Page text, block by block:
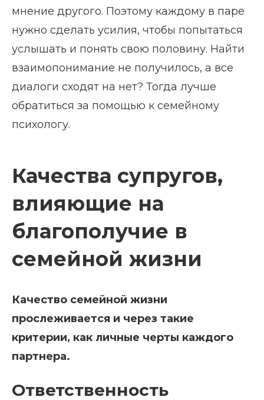
мнение другого. Поэтому каждому в паре
нужно сделать усилия, чтобы попытаться
услышать и понять свою половину. Найти
взаимопонимание не получилось, а все
диалоги сходят на нет? Тогда лучше
обратиться за помощью к семейному
психологу.
Качества супругов,
влияющие на
благополучие в
семейной жизни
Качество семейной жизни
прослеживается и через такие
критерии, как личные черты каждого
партнера.
Ответственность